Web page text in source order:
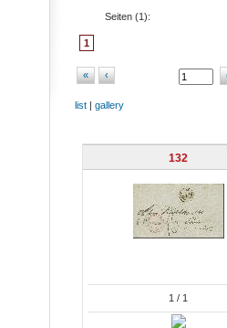
Seiten (1):
1
« ‹
list | gallery
132
1 / 1